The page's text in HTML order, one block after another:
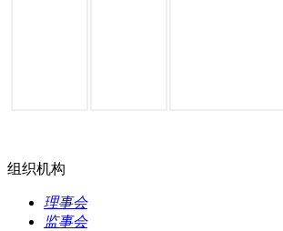
组织机构
理事会
监事会